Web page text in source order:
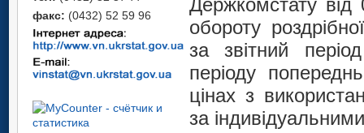
факс: (0432) 52 59 96
Держкомстату
обороту
за звітний
періоду
цінах з
за